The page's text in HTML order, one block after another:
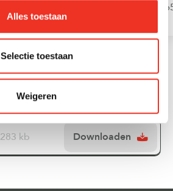
Alles toestaan
Selectie toestaan
Weigeren
Downloads
283 kb Downloaden